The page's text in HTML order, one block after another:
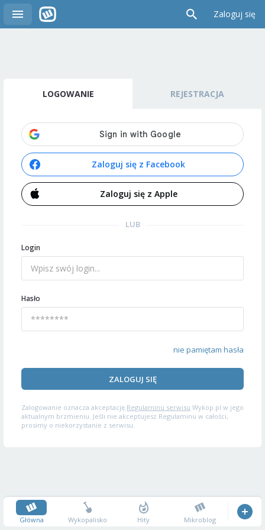
Zaloguj się
LOGOWANIE REJESTRACJA
Zaloguj się z Facebook
Zaloguj się z Apple
LUB
Login
Hasło
nie pamiętam hasła
ZALOGUJ SIĘ
Zalogowanie oznacza akceptację Regulaminu serwisu Wykop.pl w jego
aktualnym brzmieniu. Jeśli nie akceptujesz Regulaminu w całości,
prosimy o niekorzystanie z serwisu.
Główna Wykopalisko Hity Mikroblog